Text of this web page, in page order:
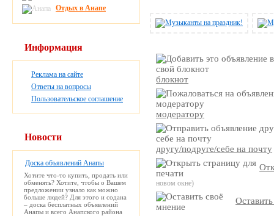
блокнот
модератору
другу/подруге/себе на почту
новом окне)
Отдых в Анапе
Информация
Реклама на сайте
Ответы на вопросы
Пользовательское соглашение
Новости
Доска объявлений Анапы
Хотите что-то купить, продать или
обменять? Хотите, чтобы о Вашем
предложении узнало как можно
больше людей? Для этого и содана
– доска бесплатных объявлений
Анапы и всего Анапского района